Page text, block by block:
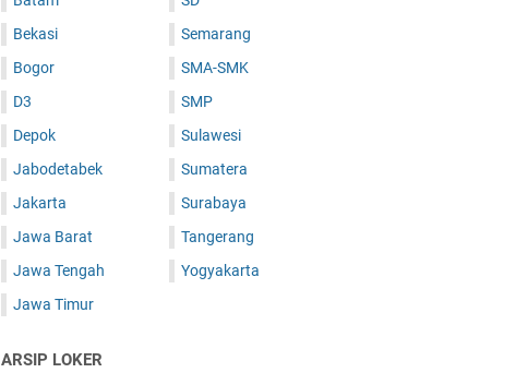
Bekasi
Bogor
D3
Depok
Jabodetabek
Jakarta
Jawa Barat
Jawa Tengah
Jawa Timur
Semarang
SMA-SMK
SMP
Sulawesi
Sumatera
Surabaya
Tangerang
Yogyakarta
ARSIP LOKER